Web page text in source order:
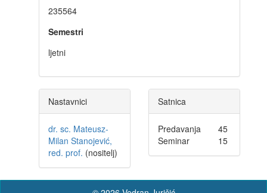
235564
Semestri
ljetni
Nastavnici
dr. sc. Mateusz-
Milan Stanojević,
red. prof. (nositelj)
Satnica
Predavanja
45
Seminar
15